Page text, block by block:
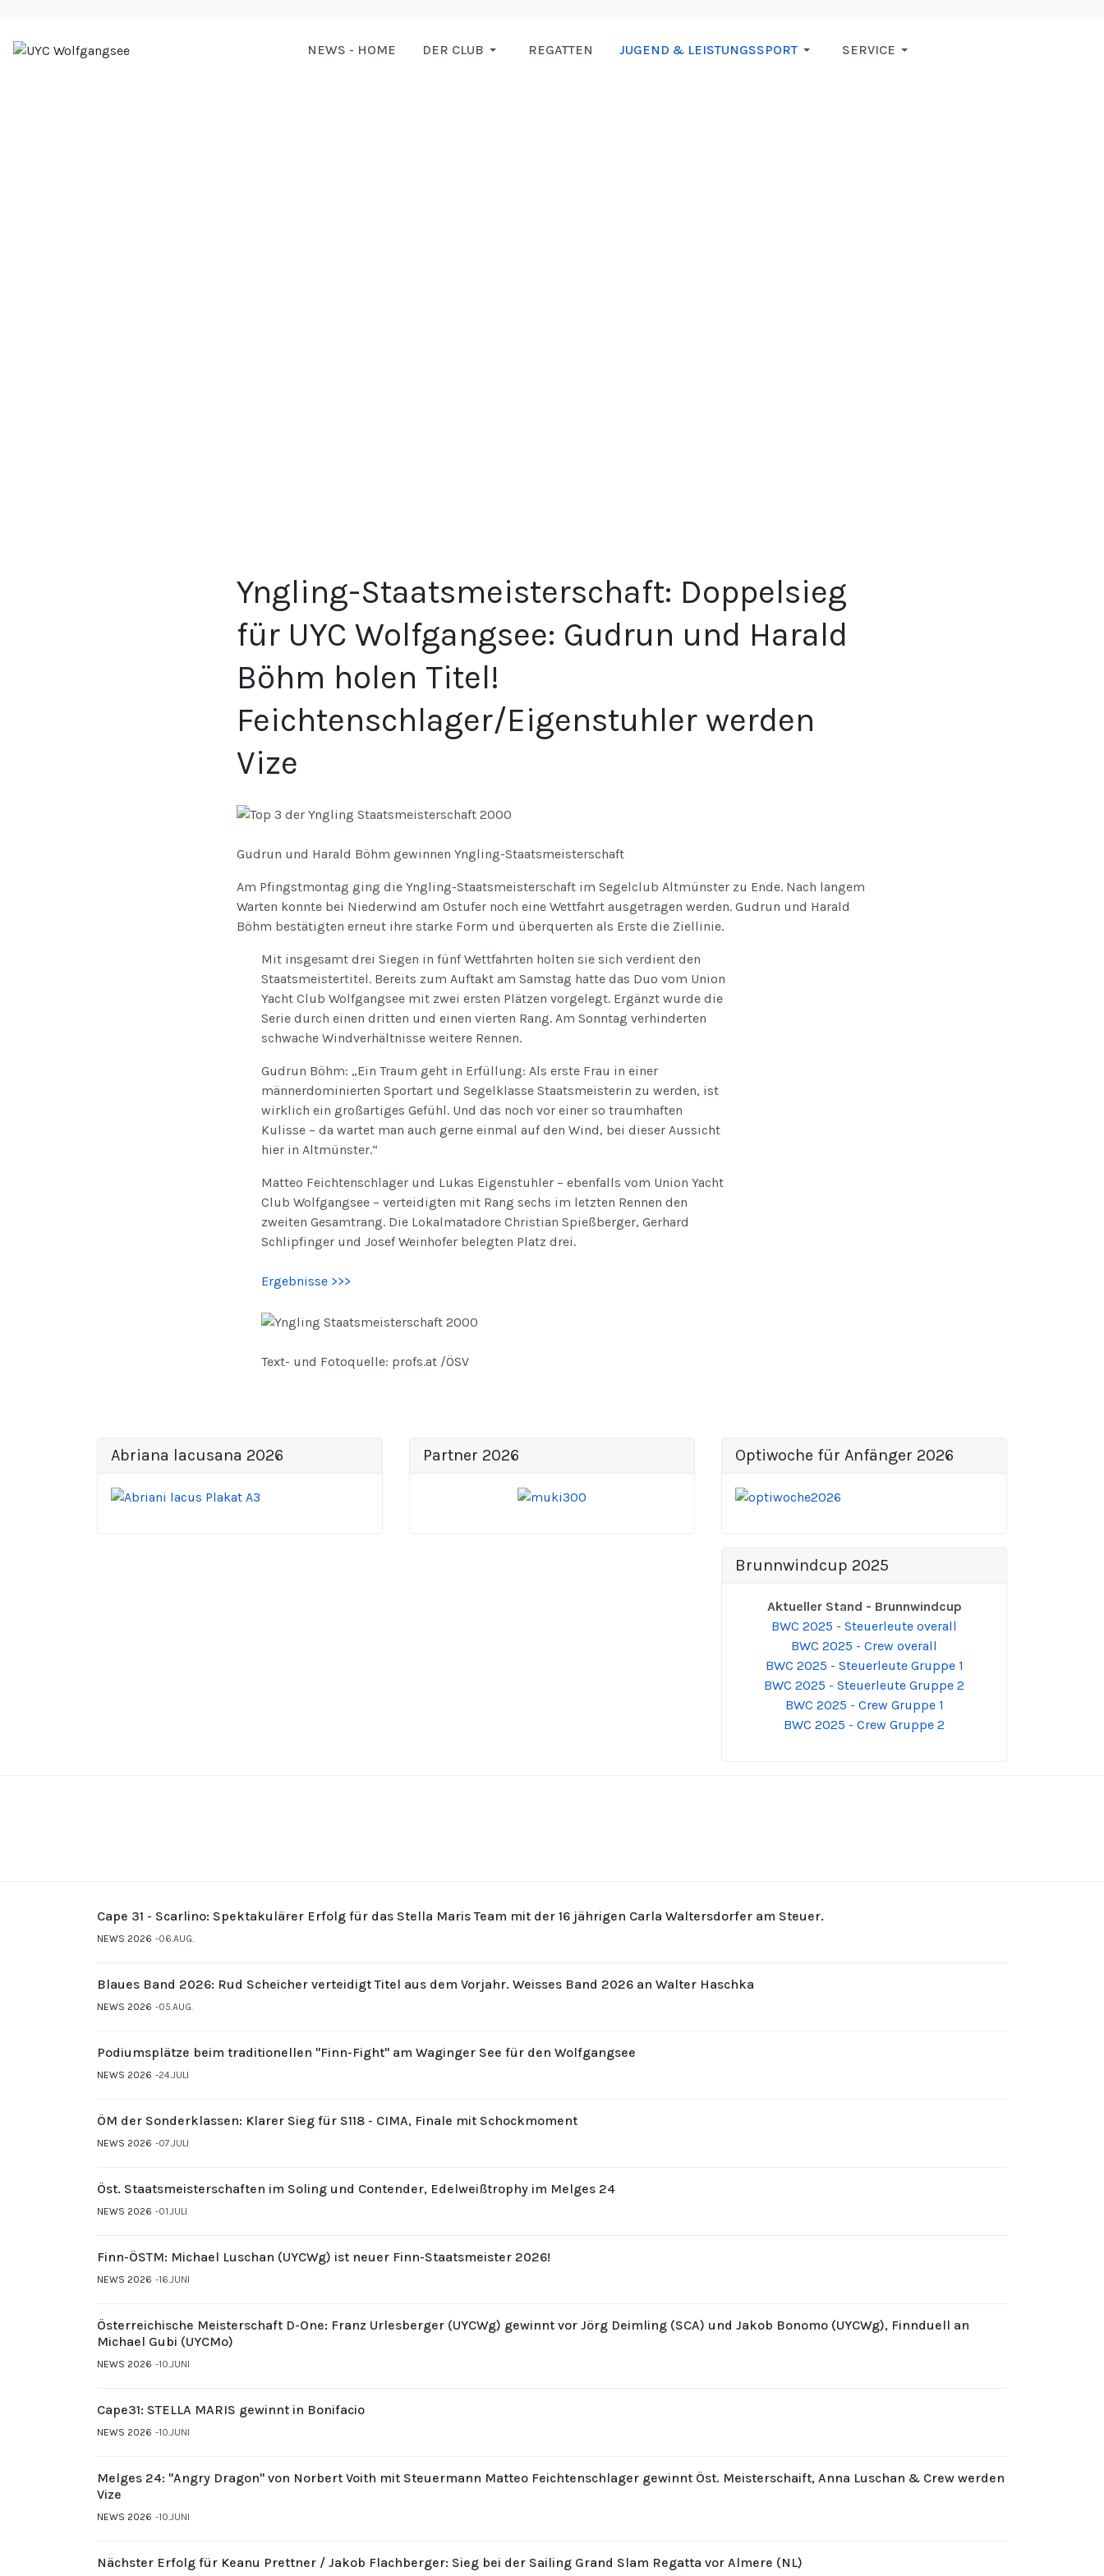
NEWS - HOME DER CLUB REGATTEN JUGEND & LEISTUNGSSPORT SERVICE
Yngling-Staatsmeisterschaft: Doppelsieg
für UYC Wolfgangsee: Gudrun und Harald
Böhm holen Titel!
Feichtenschlager/Eigenstuhler werden
Vize
Gudrun und Harald Böhm gewinnen Yngling-Staatsmeisterschaft
Am Pfingstmontag ging die Yngling-Staatsmeisterschaft im Segelclub Altmünster zu Ende. Nach langem
Warten konnte bei Niederwind am Ostufer noch eine Wettfahrt ausgetragen werden. Gudrun und Harald
Böhm bestätigten erneut ihre starke Form und überquerten als Erste die Ziellinie.
Mit insgesamt drei Siegen in fünf Wettfahrten holten sie sich verdient den
Staatsmeistertitel. Bereits zum Auftakt am Samstag hatte das Duo vom Union
Yacht Club Wolfgangsee mit zwei ersten Plätzen vorgelegt. Ergänzt wurde die
Serie durch einen dritten und einen vierten Rang. Am Sonntag verhinderten
schwache Windverhältnisse weitere Rennen.
Gudrun Böhm: „Ein Traum geht in Erfüllung: Als erste Frau in einer
männerdominierten Sportart und Segelklasse Staatsmeisterin zu werden, ist
wirklich ein großartiges Gefühl. Und das noch vor einer so traumhaften
Kulisse – da wartet man auch gerne einmal auf den Wind, bei dieser Aussicht
hier in Altmünster.“
Matteo Feichtenschlager und Lukas Eigenstuhler – ebenfalls vom Union Yacht
Club Wolfgangsee – verteidigten mit Rang sechs im letzten Rennen den
zweiten Gesamtrang. Die Lokalmatadore Christian Spießberger, Gerhard
Schlipfinger und Josef Weinhofer belegten Platz drei.
Ergebnisse >>>
Text- und Fotoquelle: profs.at /ÖSV
Abriana lacusana 2026 Partner 2026 Optiwoche für Anfänger 2026
Brunnwindcup 2025
Aktueller Stand - Brunnwindcup
BWC 2025 - Steuerleute overall
BWC 2025 - Crew overall
BWC 2025 - Steuerleute Gruppe 1
BWC 2025 - Steuerleute Gruppe 2
BWC 2025 - Crew Gruppe 1
BWC 2025 - Crew Gruppe 2
Cape 31 - Scarlino: Spektakulärer Erfolg für das Stella Maris Team mit der 16 jährigen Carla Waltersdorfer am Steuer.
NEWS 2026 06.AUG.
Blaues Band 2026: Rud Scheicher verteidigt Titel aus dem Vorjahr. Weisses Band 2026 an Walter Haschka
NEWS 2026 05.AUG.
Podiumsplätze beim traditionellen "Finn-Fight" am Waginger See für den Wolfgangsee
NEWS 2026 24.JULI
ÖM der Sonderklassen: Klarer Sieg für S118 - CIMA, Finale mit Schockmoment
NEWS 2026 07.JULI
Öst. Staatsmeisterschaften im Soling und Contender, Edelweißtrophy im Melges 24
NEWS 2026 01.JULI
Finn-ÖSTM: Michael Luschan (UYCWg) ist neuer Finn-Staatsmeister 2026!
NEWS 2026 16.JUNI
Österreichische Meisterschaft D-One: Franz Urlesberger (UYCWg) gewinnt vor Jörg Deimling (SCA) und Jakob Bonomo (UYCWg), Finnduell an
Michael Gubi (UYCMo)
NEWS 2026 10.JUNI
Cape31: STELLA MARIS gewinnt in Bonifacio
NEWS 2026 10.JUNI
Melges 24: "Angry Dragon" von Norbert Voith mit Steuermann Matteo Feichtenschlager gewinnt Öst. Meisterschaift, Anna Luschan & Crew werden
Vize
NEWS 2026 10.JUNI
Nächster Erfolg für Keanu Prettner / Jakob Flachberger: Sieg bei der Sailing Grand Slam Regatta vor Almere (NL)